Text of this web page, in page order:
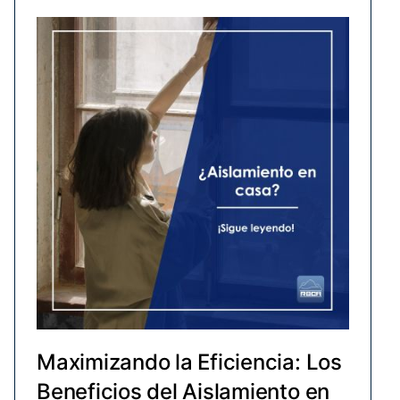
Maximizando la Eficiencia: Los
Beneficios del Aislamiento en